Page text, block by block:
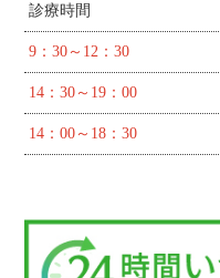
診療時間
9：30～12：30
14：30～19：00
14：00～18：30